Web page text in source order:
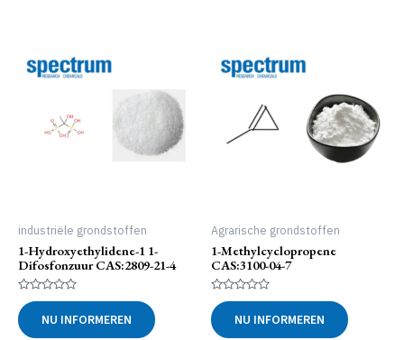
industriële grondstoffen
1-Hydroxyethylidene-1 1-
Difosfonzuur CAS:2809-21-4
Gewaardeerd
0
uit
5
NU INFORMEREN
Agrarische grondstoffen
1-Methylcyclopropene
CAS:3100-04-7
Gewaardeerd
0
uit
5
NU INFORMEREN